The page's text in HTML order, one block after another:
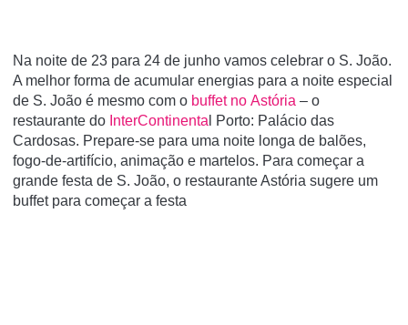
Na noite de 23 para 24 de junho vamos celebrar o S. João.
A melhor forma de acumular energias para a noite especial
de S. João é mesmo com o buffet no Astória – o
restaurante do InterContinenta l Porto: Palácio das
Cardosas. Prepare-se para uma noite longa de balões,
fogo-de-artifício, animação e martelos. Para começar a
grande festa de S. João, o restaurante Astória sugere um
buffet para começar a festa